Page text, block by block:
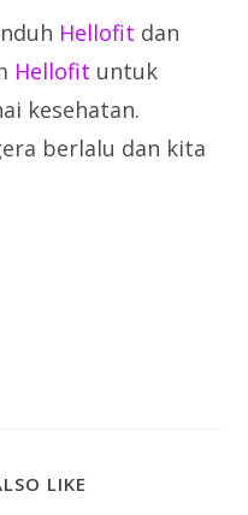
Hellofit dan
Hellofit untuk
kesehatan.
berlalu dan kita
LIKE